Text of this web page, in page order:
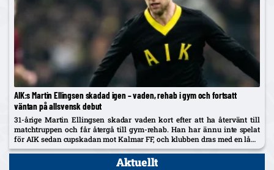
AIK:s Martin Ellingsen skadad igen – vaden, rehab i gym och fortsatt
väntan på allsvensk debut
31-årige Martin Ellingsen skadar vaden kort efter att ha återvänt till
matchtruppen och får återgå till gym-rehab. Han har ännu inte spelat
för AIK sedan cupskadan mot Kalmar FF, och klubben dras med en lång
skadelista som nu också utreds...
Aktuellt